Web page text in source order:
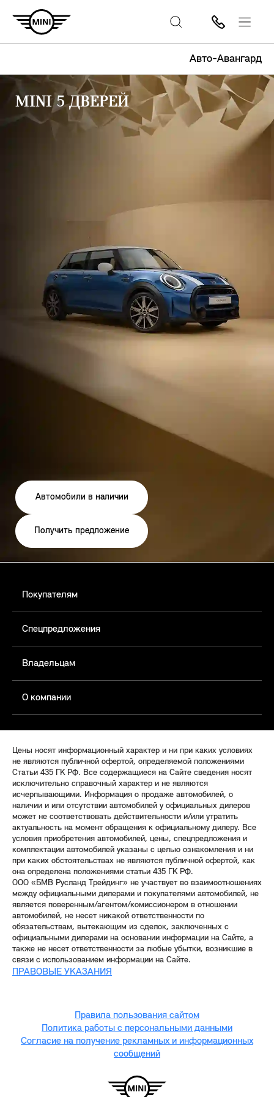
Авто-Авангард
MINI 5 ДВЕРЕЙ
Автомобили в наличии
Получить предложение
Покупателям
Спецпредложения
Владельцам
О компании
Цены носят информационный характер и ни при каких условиях
не являются публичной офертой, определяемой положениями
Статьи 435 ГК РФ. Все содержащиеся на Сайте сведения носят
исключительно справочный характер и не являются
исчерпывающими. Информация о продаже автомобилей, о
наличии и или отсутствии автомобилей у официальных дилеров
может не соответствовать действительности и/или утратить
актуальность на момент обращения к официальному дилеру. Все
условия приобретения автомобилей, цены, спецпредложения и
комплектации автомобилей указаны с целью ознакомления и ни
при каких обстоятельствах не являются публичной офертой, как
она определена положениями статьи 435 ГК РФ.
ООО «БМВ Русланд Трейдинг» не участвует во взаимоотношениях
между официальными дилерами и покупателями автомобилей, не
является поверенным/агентом/комиссионером в отношении
автомобилей, не несет никакой ответственности по
обязательствам, вытекающим из сделок, заключенных с
официальными дилерами на основании информации на Сайте, а
также не несет ответственности за любые убытки, возникшие в
связи с использованием информации на Сайте.
ПРАВОВЫЕ УКАЗАНИЯ
Правила пользования сайтом
Политика работы с персональными данными
Согласие на получение рекламных и информационных
сообщений